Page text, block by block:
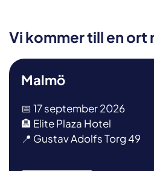
Vi kommer till en ort
Malmö
📅 17 september 2026
🏨 Elite Plaza Hotel
📍 Gustav Adolfs Torg 49